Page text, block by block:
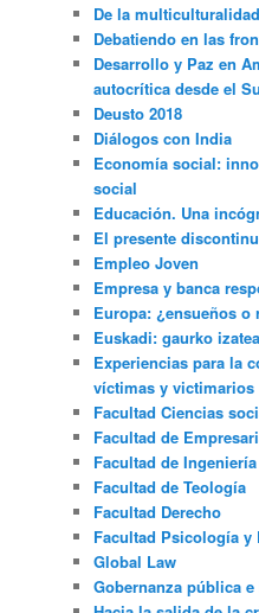
De la
Debatiendo en las
Desarrollo y Paz en
autocrítica desde el
Deusto 2018
Diálogos con India
Economía social:
social
Educación. Una
El presente
Empleo Joven
Empresa y banca
Europa: ¿ensueños o
Euskadi: gaurko
Experiencias para la
víctimas y victimarios
Facultad Ciencias
Facultad de
Facultad de Ingeniería
Facultad de Teología
Facultad Derecho
Facultad Psicología y
Global Law
Gobernanza pública